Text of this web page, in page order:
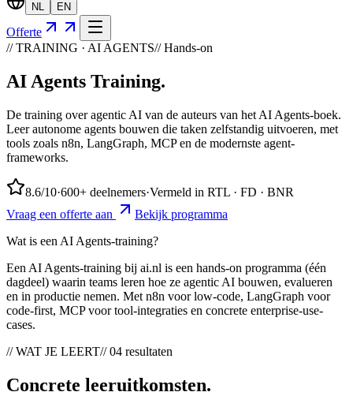
NL EN
Offerte
// TRAINING · AI AGENTS// Hands-on
AI Agents Training.
De training over agentic AI van de auteurs van het AI Agents-boek.
Leer autonome agents bouwen die taken zelfstandig uitvoeren, met
tools zoals n8n, LangGraph, MCP en de modernste agent-
frameworks.
8.6/10·600+ deelnemers·Vermeld in RTL · FD · BNR
Vraag een offerte aan
Bekijk programma
Wat is een AI Agents-training?
Een AI Agents-training bij ai.nl is een hands-on programma (één
dagdeel) waarin teams leren hoe ze agentic AI bouwen, evalueren
en in productie nemen. Met n8n voor low-code, LangGraph voor
code-first, MCP voor tool-integraties en concrete enterprise-use-
cases.
// WAT JE LEERT// 04 resultaten
Concrete leeruitkomsten.